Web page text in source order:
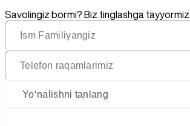
Savolingiz bormi? Biz tinglashga tayyormiz.